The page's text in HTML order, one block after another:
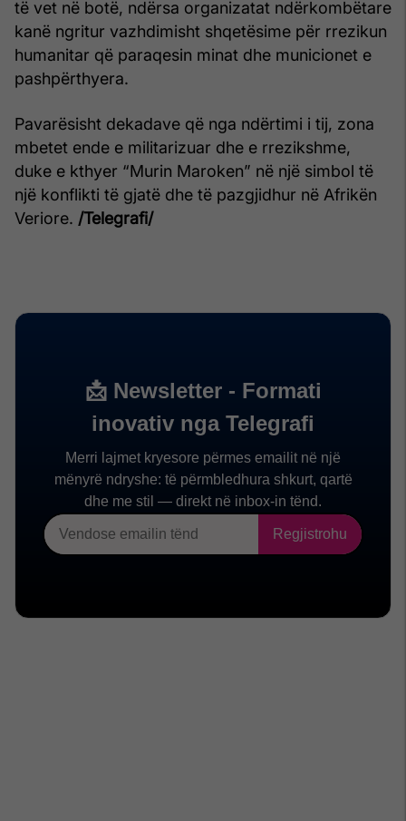
të vet në botë, ndërsa organizatat ndërkombëtare
kanë ngritur vazhdimisht shqetësime për rrezikun
humanitar që paraqesin minat dhe municionet e
pashpërthyera.
Pavarësisht dekadave që nga ndërtimi i tij, zona
mbetet ende e militarizuar dhe e rrezikshme,
duke e kthyer “Murin Maroken” në një simbol të
një konflikti të gjatë dhe të pazgjidhur në Afrikën
Veriore. /Telegrafi/